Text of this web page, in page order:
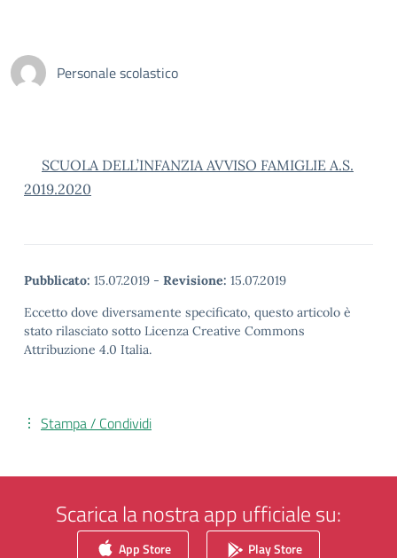
Personale scolastico
SCUOLA DELL’INFANZIA AVVISO FAMIGLIE A.S.
2019.2020
Pubblicato: 15.07.2019 - Revisione: 15.07.2019
Eccetto dove diversamente specificato, questo articolo è
stato rilasciato sotto Licenza Creative Commons
Attribuzione 4.0 Italia.
Stampa / Condividi
Scarica la nostra app ufficiale su:
App Store Play Store